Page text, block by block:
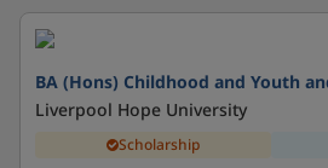
BA (Hons) Childhood and Youth
Liverpool Hope University
Scholarship